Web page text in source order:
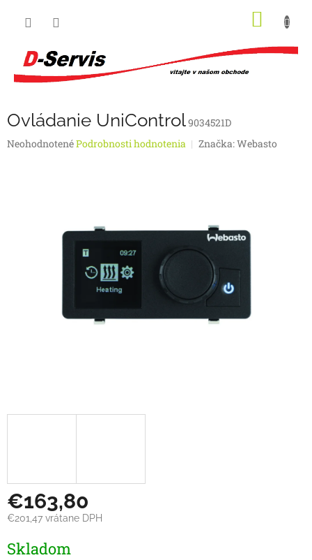
Ovládanie UniControl9034521D
Priemerné
NeohodnotenéPodrobnosti hodnotenia Značka:Webasto
€163,80
€201,47 vrátane DPH
cena:
Skladom